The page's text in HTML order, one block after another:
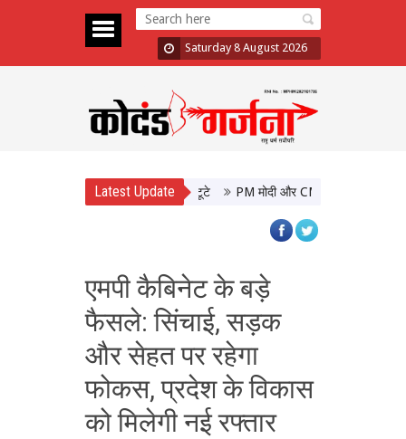
Saturday 8 August 2026
Latest Update PM मोदी और CM योगी की मुलाकात,
एमपी कैबिनेट के बड़े
फैसले: सिंचाई, सड़क
और सेहत पर रहेगा
फोकस, प्रदेश के विकास
को मिलेगी नई रफ्तार